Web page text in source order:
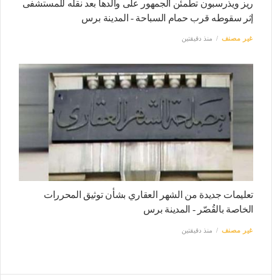
ريز ويذرسبون تطمئن الجمهور على والدها بعد نقله للمستشفى
إثر سقوطه قرب حمام السباحة - المدينة برس
غير مصنف منذ دقيقتين
تعليمات جديدة من الشهر العقاري بشأن توثيق المحررات
الخاصة بالقُصّر - المدينة برس
غير مصنف منذ دقيقتين